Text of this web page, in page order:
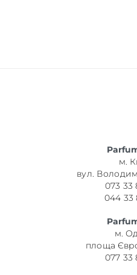
м.
вул.
073 33
044 33
м.
площа
077 33